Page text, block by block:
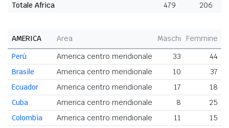
Totale Africa 479 206
AMERICA Area Maschi Femmine
Perù
America centro meridionale 33
44
Brasile
America centro meridionale 10
37
Ecuador
America centro meridionale 17
18
Cuba
America centro meridionale 8
25
Colombia
America centro meridionale 11
15